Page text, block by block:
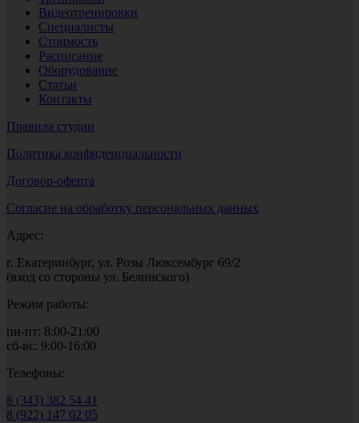
Видеотренировки
Специалисты
Стоимость
Расписание
Оборудование
Статьи
Контакты
Правила студии
Политика конфиденциальности
Договор-оферта
Согласие на обработку персональных данных
Адрес:
г. Екатеринбург, ул. Розы Люксембург 69/2
(вход со стороны ул. Белинского)
Режим работы:
пн-пт: 8:00-21:00
сб-вс: 9:00-16:00
Телефоны:
8 (343) 382 54 41
8 (922) 147 02 05